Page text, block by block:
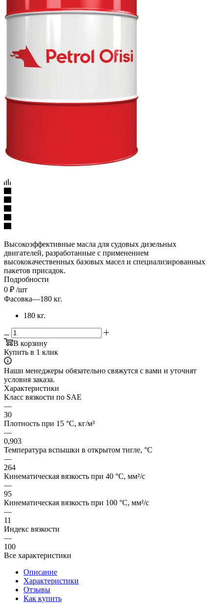
Высокоэффективные масла для судовых дизельных
двигателей, разработанные с применением
высококачественных базовых масел и специализированных
пакетов присадок.
Подробности
0 ₽ /шт
Фасовка—180 кг.
180 кг.
В корзину
Купить в 1 клик
Наши менеджеры обязательно свяжутся с вами и уточнят
условия заказа.
Характеристики
Класс вязкости по SAE
—
30
Плотность при 15 °C, кг/м³
—
0,903
Температура вспышки в открытом тигле, °C
—
264
Кинематическая вязкость при 40 °C, мм²/с
—
95
Кинематическая вязкость при 100 °C, мм²/с
—
11
Индекс вязкости
—
100
Все характеристики
Описание
Характеристики
Отзывы
Как купить